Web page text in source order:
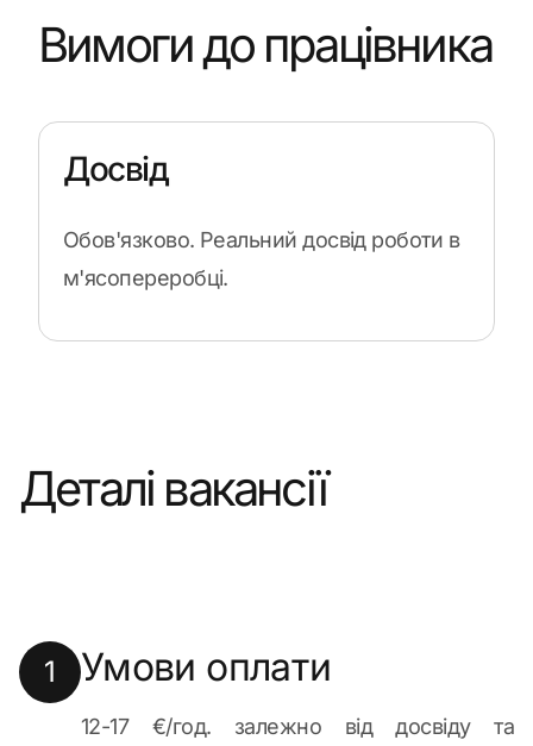
Вимоги до працівника
Досвід
Обов'язково. Реальний досвід роботи в
м'ясопереробці.
Деталі вакансії
1 Умови оплати
12-17 €/год. залежно від досвіду та